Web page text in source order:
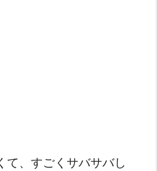
て、すごくサバサバし